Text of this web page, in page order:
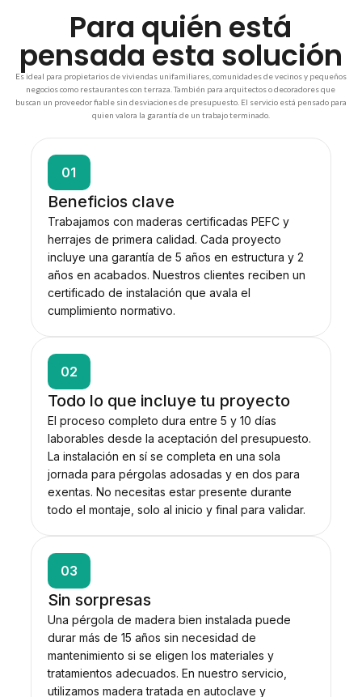
Para quién está
pensada esta solución
Es ideal para propietarios de viviendas unifamiliares, comunidades de vecinos y pequeños
negocios como restaurantes con terraza. También para arquitectos o decoradores que
buscan un proveedor fiable sin desviaciones de presupuesto. El servicio está pensado para
quien valora la garantía de un trabajo terminado.
01
Beneficios clave
Trabajamos con maderas certificadas PEFC y
herrajes de primera calidad. Cada proyecto
incluye una garantía de 5 años en estructura y 2
años en acabados. Nuestros clientes reciben un
certificado de instalación que avala el
cumplimiento normativo.
02
Todo lo que incluye tu proyecto
El proceso completo dura entre 5 y 10 días
laborables desde la aceptación del presupuesto.
La instalación en sí se completa en una sola
jornada para pérgolas adosadas y en dos para
exentas. No necesitas estar presente durante
todo el montaje, solo al inicio y final para validar.
03
Sin sorpresas
Una pérgola de madera bien instalada puede
durar más de 15 años sin necesidad de
mantenimiento si se eligen los materiales y
tratamientos adecuados. En nuestro servicio,
utilizamos madera tratada en autoclave y